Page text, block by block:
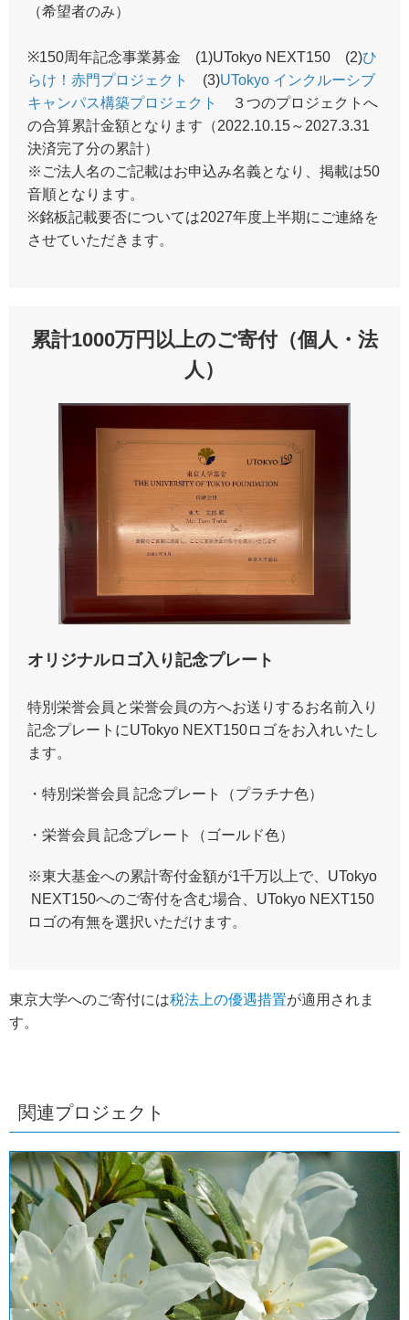
（希望者のみ）
※150周年記念事業募金 (1)UTokyo NEXT150 (2)ひ
らけ！赤門プロジェクト
(3)UTokyo インクルーシブ
キャンパス構築プロジェクト
３つのプロジェクトへ
の合算累計金額となります（2022.10.15～2027.3.31
決済完了分の累計）
※ご法人名のご記載はお申込み名義となり、掲載は50
音順となります。
※銘板記載要否については2027年度上半期にご連絡を
させていただきます。
累計1000万円以上のご寄付（個人・法
人）
オリジナルロゴ入り記念プレート
特別栄誉会員と栄誉会員の方へお送りするお名前入り
記念プレートにUTokyo NEXT150ロゴをお入れいたし
ます。
・特別栄誉会員 記念プレート（プラチナ色）
・栄誉会員 記念プレート（ゴールド色）
※東大基金への累計寄付金額が1千万以上で、UTokyo
NEXT150へのご寄付を含む場合、UTokyo NEXT150
ロゴの有無を選択いただけます。
東京大学へのご寄付には税法上の優遇措置が適用されま
す。
関連プロジェクト